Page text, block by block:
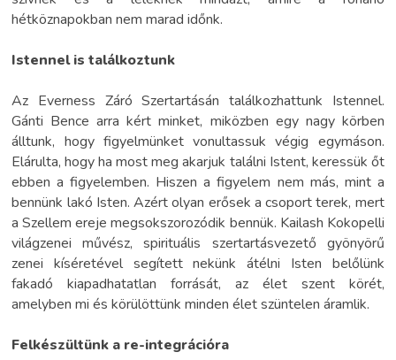
hétköznapokban nem marad időnk.
Istennel is találkoztunk
Az Everness Záró Szertartásán találkozhattunk Istennel.
Gánti Bence arra kért minket, miközben egy nagy körben
álltunk, hogy figyelmünket vonultassuk végig egymáson.
Elárulta, hogy ha most meg akarjuk találni Istent, keressük őt
ebben a figyelemben. Hiszen a figyelem nem más, mint a
bennünk lakó Isten. Azért olyan erősek a csoport terek, mert
a Szellem ereje megsokszorozódik bennük. Kailash Kokopelli
világzenei művész, spirituális szertartásvezető gyönyörű
zenei kíséretével segített nekünk átélni Isten belőlünk
fakadó kiapadhatatlan forrását, az élet szent körét,
amelyben mi és körülöttünk minden élet szüntelen áramlik.
Felkészültünk a re-integrációra